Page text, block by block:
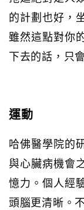
的計劃也好，
雖然這點對你
下去的話，只
運動
哈佛醫學院的
與心臟病機會
憶力。個人經
頭腦更清晰。